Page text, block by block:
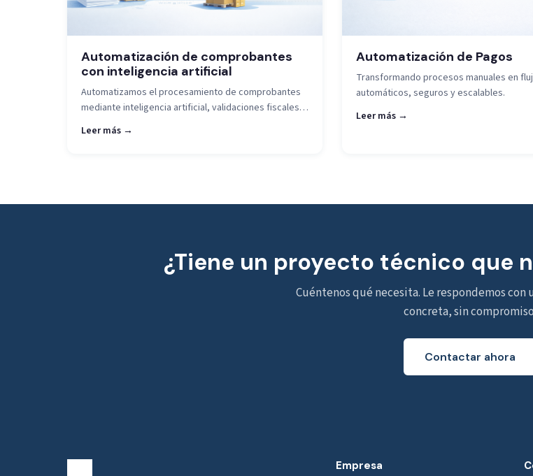
Automatización de comprobantes
con inteligencia artificial
Automatizamos el procesamiento de comprobantes
mediante inteligencia artificial, validaciones fiscales e
errores operativos y tiempos de procesamiento en
Leer más →
Automatización de Pagos
Transformando procesos manuales en
automáticos, seguros y escalables.
Leer más →
¿Tiene un proyecto técnico que
Cuéntenos qué necesita. Le respondemos con
concreta, sin
Contactar ahora
Empresa